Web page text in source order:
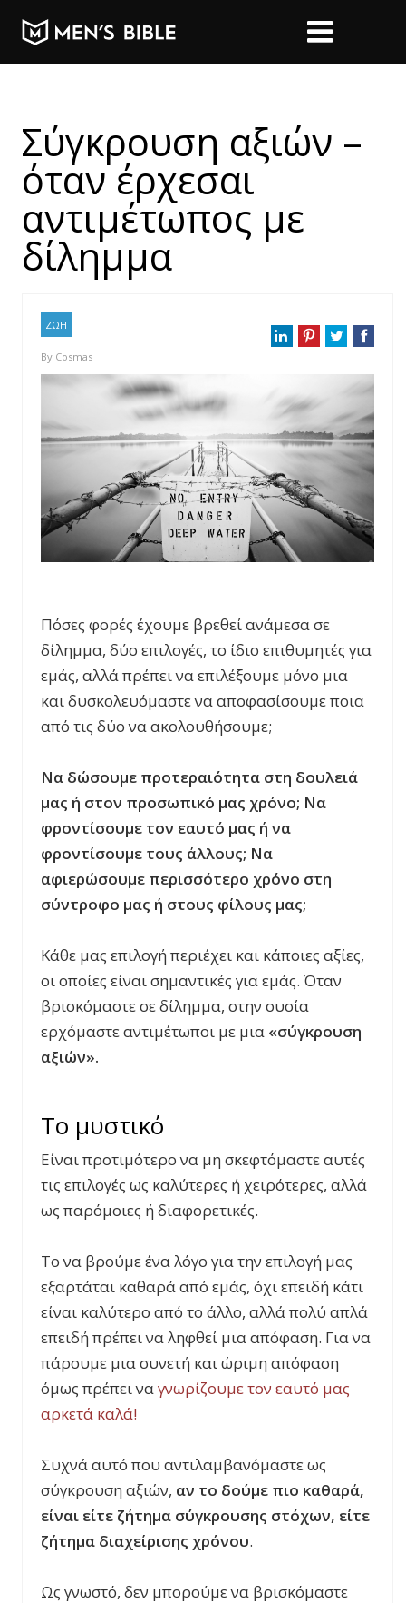
Σύγκρουση αξιών –
όταν έρχεσαι
αντιμέτωπος με
δίλημμα
ΖΩΗ
By Cosmas
Πόσες φορές έχουμε βρεθεί ανάμεσα σε
δίλημμα, δύο επιλογές, το ίδιο επιθυμητές για
εμάς, αλλά πρέπει να επιλέξουμε μόνο μια
και δυσκολευόμαστε να αποφασίσουμε ποια
από τις δύο να ακολουθήσουμε;
Να δώσουμε προτεραιότητα στη δουλειά
μας ή στον προσωπικό μας χρόνο; Να
φροντίσουμε τον εαυτό μας ή να
φροντίσουμε τους άλλους; Να
αφιερώσουμε περισσότερο χρόνο στη
σύντροφο μας ή στους φίλους μας;
Κάθε μας επιλογή περιέχει και κάποιες αξίες,
οι οποίες είναι σημαντικές για εμάς. Όταν
βρισκόμαστε σε δίλημμα, στην ουσία
ερχόμαστε αντιμέτωποι με μια «σύγκρουση
αξιών».
Το μυστικό
Είναι προτιμότερο να μη σκεφτόμαστε αυτές
τις επιλογές ως καλύτερες ή χειρότερες, αλλά
ως παρόμοιες ή διαφορετικές.
Το να βρούμε ένα λόγο για την επιλογή μας
εξαρτάται καθαρά από εμάς, όχι επειδή κάτι
είναι καλύτερο από το άλλο, αλλά πολύ απλά
επειδή πρέπει να ληφθεί μια απόφαση. Για να
πάρουμε μια συνετή και ώριμη απόφαση
όμως πρέπει ναγνωρίζουμε τον εαυτό μας
αρκετά καλά!
Συχνά αυτό που αντιλαμβανόμαστε ως
σύγκρουση αξιών, αν το δούμε πιο καθαρά,
είναι είτε ζήτημα σύγκρουσης στόχων, είτε
ζήτημα διαχείρισης χρόνου.
Ως γνωστό, δεν μπορούμε να βρισκόμαστε